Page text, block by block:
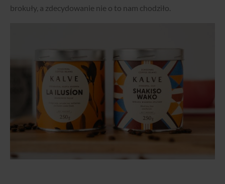
brokuły, a zdecydowanie nie o to nam chodziło.